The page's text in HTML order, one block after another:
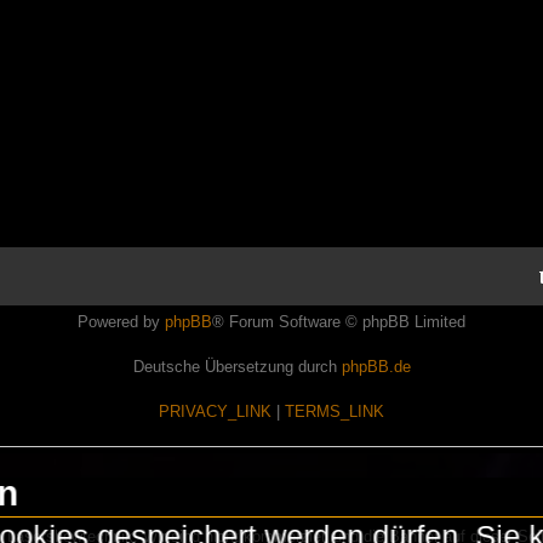
Powered by phpBB® Forum Software © phpBB Limited
Deutsche Übersetzung durch phpBB.de
PRIVACY_LINK TERMS_LINK
Wir sind nicht kommerziell und die Banner auf dieser
gespeichert werden dürfen. Sie